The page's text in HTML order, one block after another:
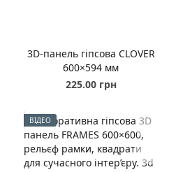
3D-панель гіпсова CLOVER
600×594 мм
225.00 грн
ВІДЕО